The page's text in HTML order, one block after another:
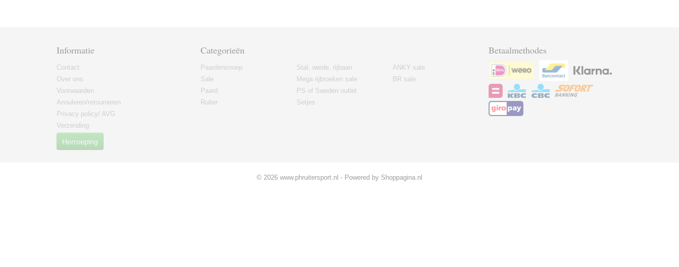
Informatie
Contact
Over ons
Voorwaarden
Annuleren/retourneren
Privacy policy/ AVG
Verzending
Herroeping
Categorieën
Paardensnoep
Sale
Paard
Ruiter
Stal, weide, rijbaan
Mega rijbroeken sale
PS of Sweden outlet
Setjes
ANKY sale
BR sale
Betaalmethodes
© 2026 www.phruitersport.nl - Powered by Shoppagina.nl